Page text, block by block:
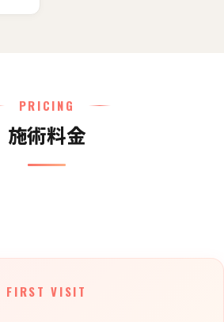
PRICING
施術料金
FIRST VISIT